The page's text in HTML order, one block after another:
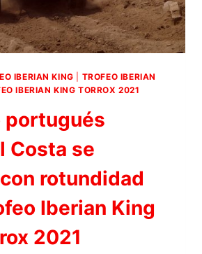
IBERIAN KING
TROFEO IBERIAN
IBERIAN KING TORROX 2021
portugués
Costa se
rotundidad
Iberian King
2021